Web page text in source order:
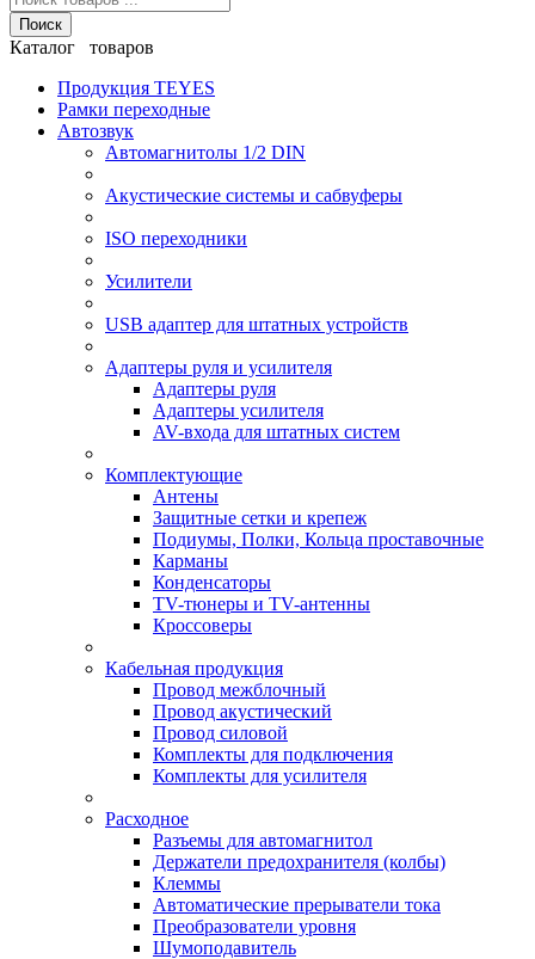
Поиск
Каталог товаров
Продукция TEYES
Рамки переходные
Автозвук
Автомагнитолы 1/2 DIN
Акустические системы и сабвуферы
ISO переходники
Усилители
USB адаптер для штатных устройств
Адаптеры руля и усилителя
Адаптеры руля
Адаптеры усилителя
AV-входа для штатных систем
Комплектующие
Антены
Защитные сетки и крепеж
Подиумы, Полки, Кольца проставочные
Карманы
Конденсаторы
TV-тюнеры и TV-антенны
Кроссоверы
Кабельная продукция
Провод межблочный
Провод акустический
Провод силовой
Комплекты для подключения
Комплекты для усилителя
Расходное
Разъемы для автомагнитол
Держатели предохранителя (колбы)
Клеммы
Автоматические прерыватели тока
Преобразователи уровня
Шумоподавитель